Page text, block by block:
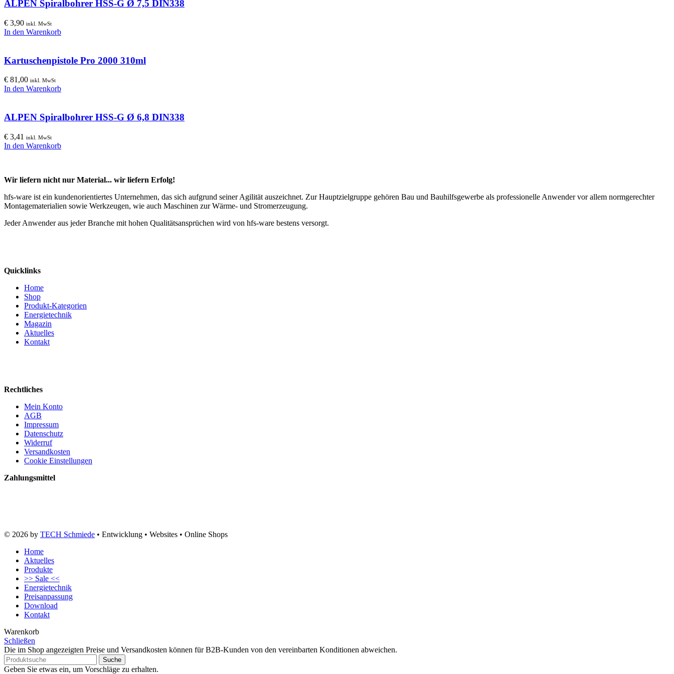
ALPEN Spiralbohrer HSS-G Ø 7,5 DIN338
€ 3,90 inkl. MwSt
In den Warenkorb
Kartuschenpistole Pro 2000 310ml
€ 81,00 inkl. MwSt
In den Warenkorb
ALPEN Spiralbohrer HSS-G Ø 6,8 DIN338
€ 3,41 inkl. MwSt
In den Warenkorb
Wir liefern nicht nur Material... wir liefern Erfolg!
hfs-ware ist ein kundenorientiertes Unternehmen, das sich aufgrund seiner Agilität auszeichnet. Zur Hauptzielgruppe gehören Bau und Bauhilfsgewerbe als professionelle Anwender vor allem normgerechter
Montagematerialien sowie Werkzeugen, wie auch Maschinen zur Wärme- und Stromerzeugung.
Jeder Anwender aus jeder Branche mit hohen Qualitätsansprüchen wird von hfs-ware bestens versorgt.
Quicklinks
Home
Shop
Produkt-Kategorien
Energietechnik
Magazin
Aktuelles
Kontakt
Rechtliches
Mein Konto
AGB
Impressum
Datenschutz
Widerruf
Versandkosten
Cookie Einstellungen
Zahlungsmittel
© 2026 by TECH Schmiede • Entwicklung • Websites • Online Shops
Home
Aktuelles
Produkte
>> Sale <<
Energietechnik
Preisanpassung
Download
Kontakt
Warenkorb
Schließen
Die im Shop angezeigten Preise und Versandkosten können für B2B-Kunden von den vereinbarten Konditionen abweichen.
Suche
Geben Sie etwas ein, um Vorschläge zu erhalten.